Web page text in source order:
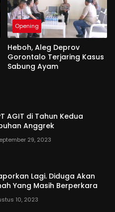
Opening
Heboh, Aleg Deprov
Gorontalo Terjaring Kasus
Sabung Ayam
AGIT di Tahun Kedua
Anggrek
29, 2023
Lagi. Diduga Akan
Yang Masih Berperkara
10, 2023